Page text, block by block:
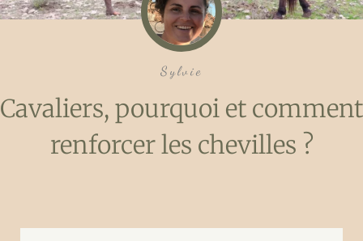
Sylvie
Cavaliers, pourquoi et comment
renforcer les chevilles ?